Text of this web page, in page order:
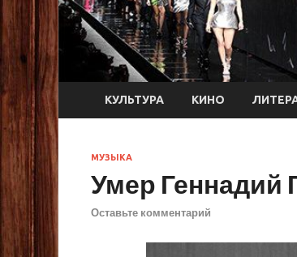
КУЛЬТУРА КИНО
МУЗЫКА
Умер Геннадий
Оставьте комментарий